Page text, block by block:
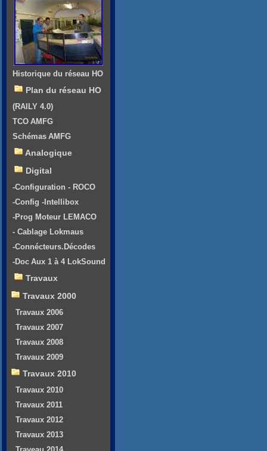
Historique du réseau HO
Plan du réseau HO
(RAILY 4.0)
TCO AMFG
Schémas AMFG
Analogique
Digital
-Configuration - ROCO
-Config -Intellibox
-Prog Moteur LEMACO
- Cablage Lokmaus
-Connécteurs.Décodes
-Doc Aux 1 à 4 LokSound
Travaux
Travaux 2000
Travaux 2006
Travaux 2007
Travaux 2008
Travaux 2009
Travaux 2010
Travaux 2010
Travaux 2011
Travaux 2012
Travaux 2013